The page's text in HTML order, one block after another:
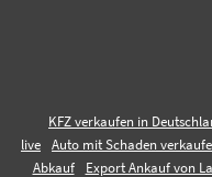
KFZ verkaufen in
live
Auto mit Schaden
Abkauf
Export Ankauf von